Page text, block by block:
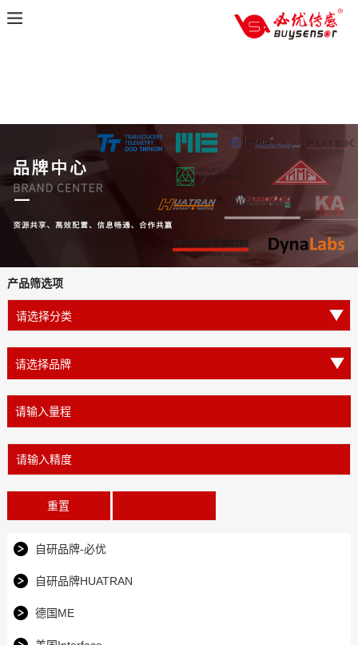
产品筛选项
重置
自研品牌-必优
自研品牌HUATRAN
德国ME